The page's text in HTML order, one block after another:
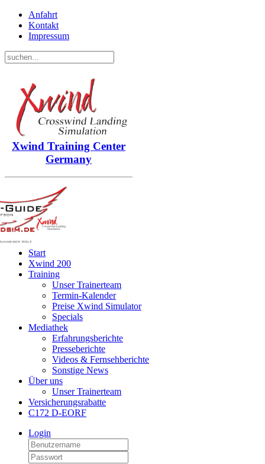
Anfahrt
Kontakt
Impressum
Xwind Training Center
Germany
Start
Xwind 200
Training
Unser Trainerteam
Termin-Kalender
Preise Xwind Simulator
Specials
Mediathek
Erfahrungsberichte
Presseberichte
Videos & Fernsehberichte
Sonstige News
Über uns
Unser Trainerteam
Versicherungsrabatte
C172 D-EORF
Login